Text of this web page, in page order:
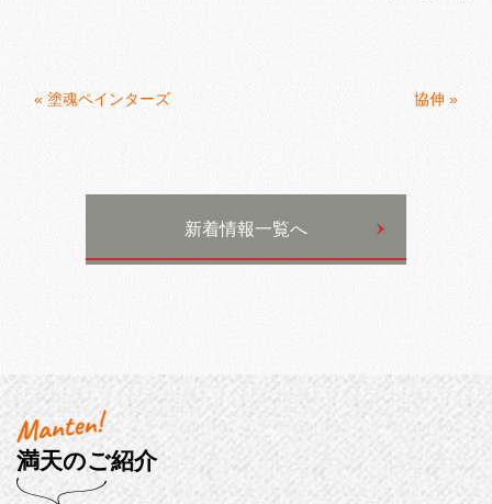
« 塗魂ペインターズ 協伸 »
新着情報一覧へ
満天のご紹介